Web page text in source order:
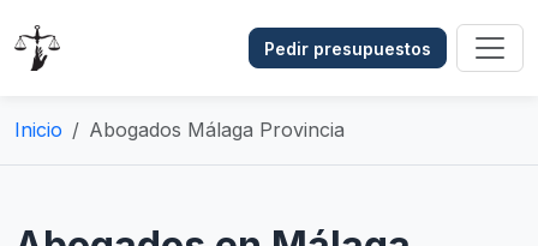
Pedir presupuestos
Inicio Abogados Málaga Provincia